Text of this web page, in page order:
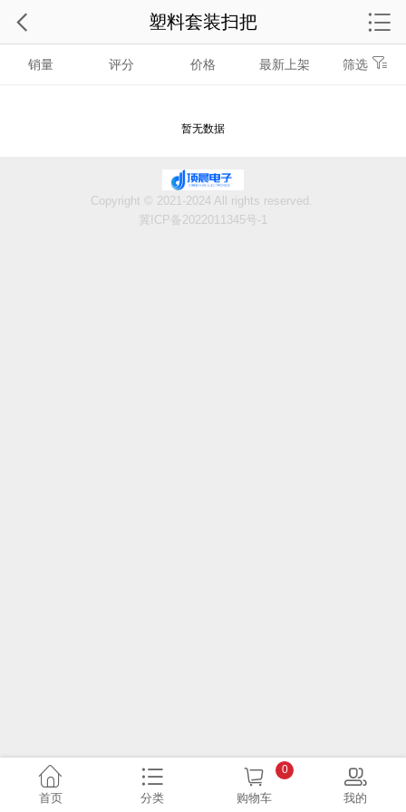
销量 评分 价格 最新上架 筛选
暂无数据
塑料套装扫把
Copyright © 2021-2024 All rights reserved.
冀ICP备2022011345号-1
首页 分类 购物车
0
我的